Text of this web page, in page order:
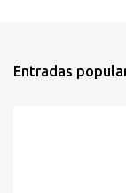
e
Entradas